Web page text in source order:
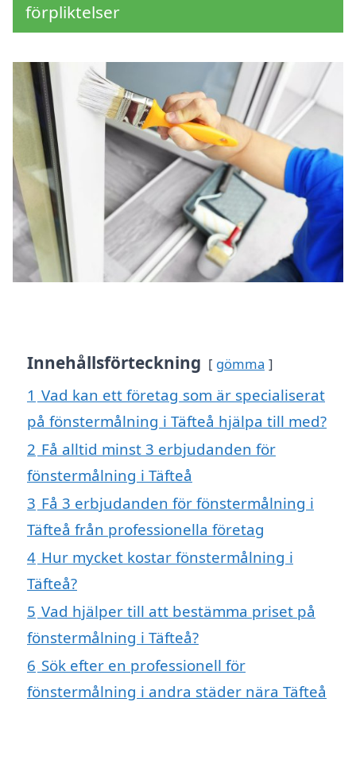
förpliktelser
Innehållsförteckning gömma
1 Vad kan ett företag som är specialiserat
på fönstermålning i Täfteå hjälpa till med?
2 Få alltid minst 3 erbjudanden för
fönstermålning i Täfteå
3 Få 3 erbjudanden för fönstermålning i
Täfteå från professionella företag
4 Hur mycket kostar fönstermålning i
Täfteå?
5 Vad hjälper till att bestämma priset på
fönstermålning i Täfteå?
6 Sök efter en professionell för
fönstermålning i andra städer nära Täfteå